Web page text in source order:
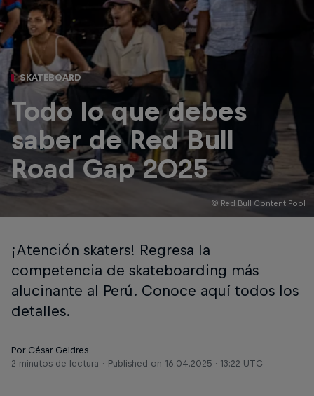
© Red Bull Content Pool
SKATEBOARD
Todo lo que debes
saber de Red Bull
Road Gap 2025
¡Atención skaters! Regresa la
competencia de skateboarding más
alucinante al Perú. Conoce aquí todos los
detalles.
Por César Geldres
2 minutos de lectura
Published on 16.04.2025 · 13:22 UTC